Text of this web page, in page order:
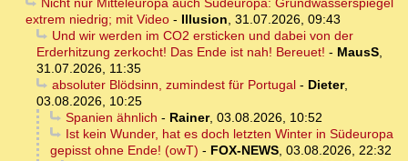
Nicht nur Mitteleuropa auch Südeuropa: Grundwasserspiegel
extrem niedrig; mit Video - Illusion, 31.07.2026, 09:43
Und wir werden im CO2 ersticken und dabei von der
Erderhitzung zerkocht! Das Ende ist nah! Bereuet! - MausS,
31.07.2026, 11:35
absoluter Blödsinn, zumindest für Portugal- Dieter,
03.08.2026, 10:25
Spanien ähnlich - Rainer, 03.08.2026, 10:52
Ist kein Wunder, hat es doch letzten Winter in Südeuropa
gepisst ohne Ende! (owT) - FOX-NEWS, 03.08.2026, 22:32